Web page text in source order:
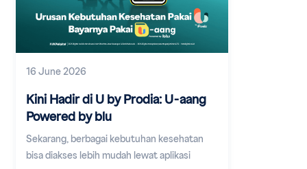
16 June 2026
Kini Hadir di U by Prodia: U-aang
Powered by blu
Sekarang, berbagai kebutuhan kesehatan
bisa diakses lebih mudah lewat aplikasi